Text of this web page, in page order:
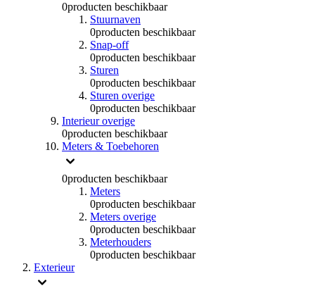
0producten beschikbaar
Stuurnaven
0producten beschikbaar
Snap-off
0producten beschikbaar
Sturen
0producten beschikbaar
Sturen overige
0producten beschikbaar
Interieur overige
0producten beschikbaar
Meters & Toebehoren
0producten beschikbaar
Meters
0producten beschikbaar
Meters overige
0producten beschikbaar
Meterhouders
0producten beschikbaar
Exterieur